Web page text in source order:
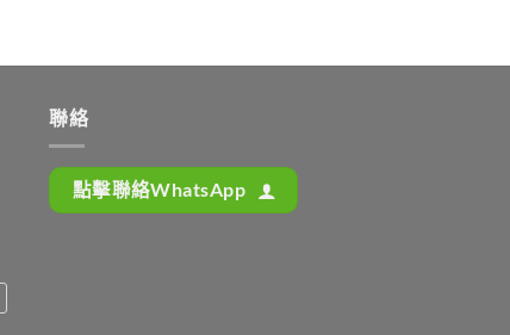
聯絡
點擊聯絡WhatsApp